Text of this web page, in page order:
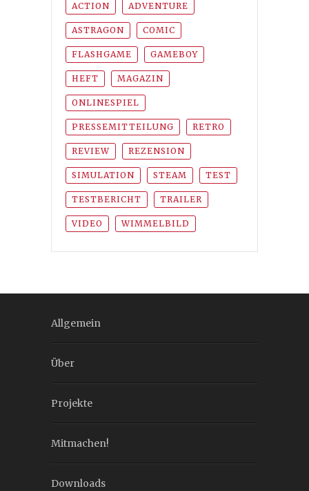
ACTION ADVENTURE
ASTRAGON COMIC
FLASHGAME GAMEBOY
HEFT MAGAZIN
ONLINESPIEL
PRESSEMITTEILUNG RETRO
REVIEW REZENSION
SIMULATION STEAM TEST
TESTBERICHT TRAILER
VIDEO WIMMELBILD
Allgemein
Über
Projekte
Mitmachen!
Downloads